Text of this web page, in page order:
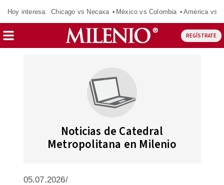
Hoy interesa: Chicago vs Necaxa México vs Colombia América vs
REGÍSTRATE
Noticias de Catedral
Metropolitana en Milenio
05.07.2026/